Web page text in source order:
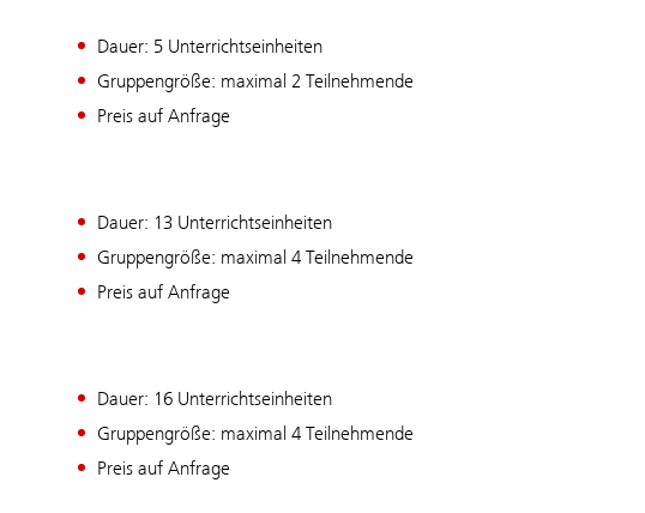
Dauer: 5 Unterrichtseinheiten
Gruppengröße: maximal 2 Teilnehmende
Preis auf Anfrage
Dauer: 13 Unterrichtseinheiten
Gruppengröße: maximal 4 Teilnehmende
Preis auf Anfrage
Dauer: 16 Unterrichtseinheiten
Gruppengröße: maximal 4 Teilnehmende
Preis auf Anfrage